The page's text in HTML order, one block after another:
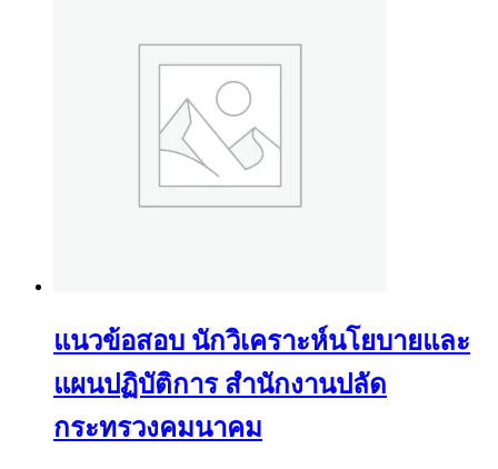
แนวข้อสอบ นักวิเคราะห์นโยบายและ
แผนปฏิบัติการ สำนักงานปลัด
กระทรวงคมนาคม